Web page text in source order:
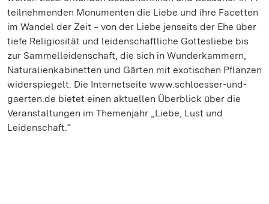
teilnehmenden Monumenten die Liebe und ihre Facetten
im Wandel der Zeit ‒ von der Liebe jenseits der Ehe über
tiefe Religiosität und leidenschaftliche Gottesliebe bis
zur Sammelleidenschaft, die sich in Wunderkammern,
Naturalienkabinetten und Gärten mit exotischen Pflanzen
widerspiegelt. Die Internetseite www.schloesser-und-
gaerten.de bietet einen aktuellen Überblick über die
Veranstaltungen im Themenjahr „Liebe, Lust und
Leidenschaft.“